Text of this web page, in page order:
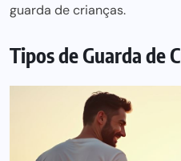
guarda de crianças.
Tipos de Guarda de